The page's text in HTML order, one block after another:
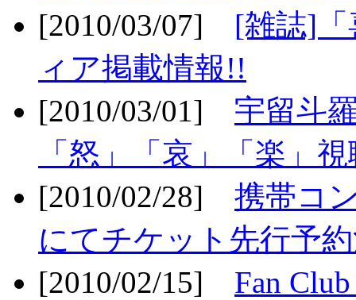
[2010/03/07] [雑誌]「
ィア掲載情報!!
[2010/03/01] 宇留斗
「怒」「哀」「楽」
[2010/02/28] 携帯コ
にてチケット先行予
[2010/02/15] Fan